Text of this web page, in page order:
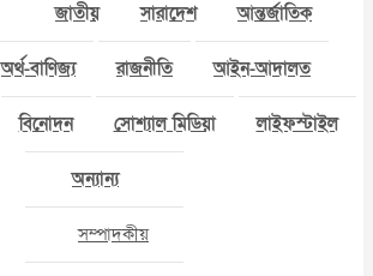
জাতীয় সারাদেশ আন্তর্জাতিক
অর্থ-বাণিজ্য রাজনীতি আইন-আদালত
বিনোদন সোশ্যাল মিডিয়া লাইফস্টাইল
অন্যান্য
সম্পাদকীয়